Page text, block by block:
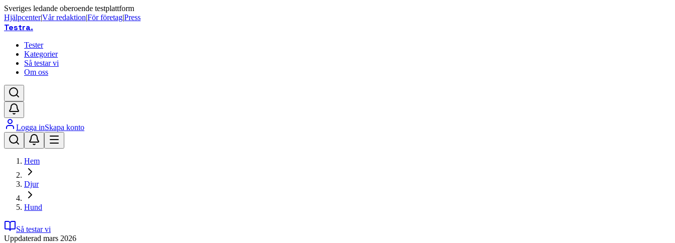
Sveriges ledande oberoende testplattform
Hjälpcenter|Vår redaktion|För företag|Press
Testra.
Tester
Kategorier
Så testar vi
Om oss
Logga inSkapa konto
Hem
Djur
Hund
Så testar vi
Uppdaterad mars 2026